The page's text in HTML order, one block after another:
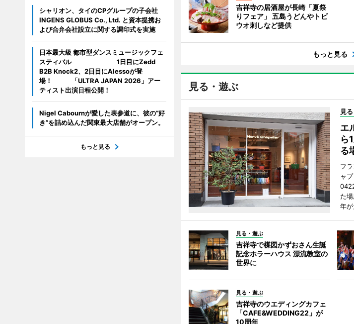
吉祥寺の居酒屋が長崎「夏祭
りフェア」 五島うどんやトビ
ウオ刺しなど提供
もっと見る
見る・遊ぶ
見
エ
ら
る
フ
ャ
た
年が
見る・遊ぶ
吉祥寺で楳図かずおさん生誕
記念ホラーハウス 漂流教室の
世界に
見る・遊ぶ
吉祥寺のウエディングカフェ
「CAFE&WEDDING22」が
10周年
シャリオン、タイのCPグループの子会社
INGENS GLOBUS Co., Ltd. と資本提携お
よび合弁会社設立に関する調印式を実施
日本最大級 都市型ダンスミュージックフェ
スティバル 1日目にZedd
B2B Knock2、2日目にAlessoが登
場！ 「ULTRA JAPAN 2026」アー
ティスト出演日程公開！
Nigel Cabournが愛した表参道に、彼の“好
き”を詰め込んだ関東最大店舗がオープン。
もっと見る